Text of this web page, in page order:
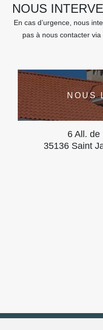
NOUS
En cas d’urgence, nous
pas à nous contacter
NOUS
6 All. de
35136 Saint